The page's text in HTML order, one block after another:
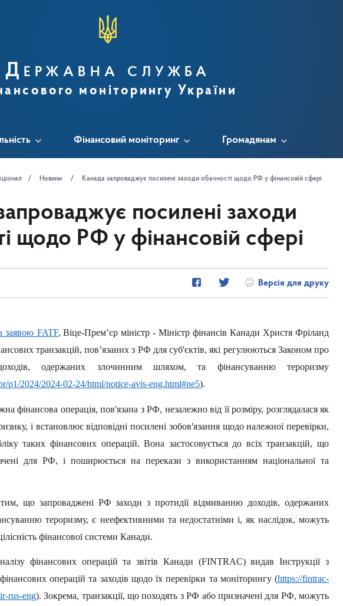
Державна служба
моніторингу України
Фінансовий моніторинг Громадянам
Новини Канада запроваджує посилені заходи обачності щодо РФ у фінансовій сфері
посилені заходи
щодо РФ у фінансовій сфері
Версія для друку
заявою FATF, Віце-Прем’єр міністр - Міністр фінансів Канади Христя Фріланд
транзакцій, пов’язаних з РФ для суб'єктів, які регулюються Законом про
одержаних злочинним шляхом, та фінансуванню тероризму
p1/2024/2024-02-24/html/notice-avis-eng.html#ne5).
фінансова операція, пов'язана з РФ, незалежно від її розміру, розглядалася як
і встановлює відповідні посилені зобов'язання щодо належної перевірки,
таких фінансових операцій. Вона застосовується до всіх транзакцій, що
для РФ, і поширюється на перекази з використанням національної та
що запроваджені РФ заходи з протидії відмиванню доходів, одержаних
тероризму, є неефективними та недостатніми і, як наслідок, можуть
фінансової системи Канади.
фінансових операцій та звітів Канади (FINTRAC) видав Інструкції з
операцій та заходів щодо їх перевірки та моніторингу (https://fintrac-
rus-eng). Зокрема, транзакції, що походять з РФ або призначені для РФ, можуть